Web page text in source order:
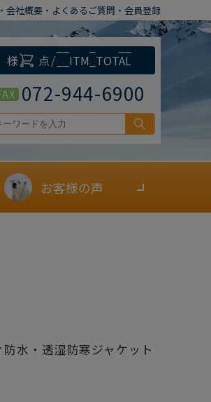
・会社概要 ・よくあるご質問 ・会員登録
様
__ITM_CNT__
点/ __ITM_TOTAL
__円
072-944-6900
お客様の声
水・透湿防寒ジャケット